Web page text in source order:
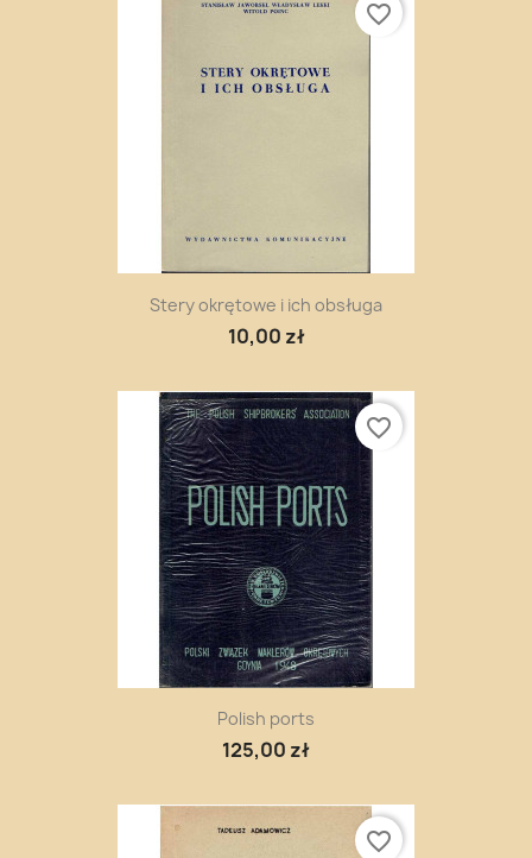
Stery okrętowe i ich obsługa
10,00 zł
favorite_border
Polish ports
125,00 zł
favorite_border
favorite_border